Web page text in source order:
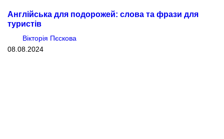
Англійська для подорожей: слова та фрази для
туристів
Вікторія Пєскова
08.08.2024